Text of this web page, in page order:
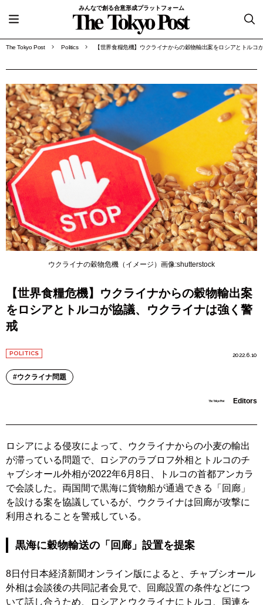
みんなで創る合意形成プラットフォーム
The Tokyo Post Politics 【世界食糧危機】ウクライナからの穀物輸出案をロシアとトルコ
ウクライナの穀物危機（イメージ）画像:shutterstock
【世界食糧危機】ウクライナからの穀物輸出案
をロシアとトルコが協議、ウクライナは強く警
戒
POLITICS 2022.6.10
ウクライナ問題
Editors
ロシアによる侵攻によって、ウクライナからの小麦の輸出
が滞っている問題で、ロシアのラブロフ外相とトルコのチ
ャブシオール外相が2022年6月8日、トルコの首都アンカラ
で会談した。両国間で黒海に貨物船が通過できる「回廊」
を設ける案を協議しているが、ウクライナは回廊が攻撃に
利用されることを警戒している。
黒海に穀物輸送の「回廊」設置を提案
8日付日本経済新聞オンライン版によると、チャブシオール
外相は会談後の共同記者会見で、回廊設置の条件などにつ
いて話し合うため、ロシアとウクライナにトルコ、国連を